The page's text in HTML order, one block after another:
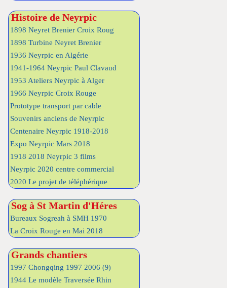
Histoire de Neyrpic
1898 Neyret Brenier Croix Roug
1898 Turbine Neyret Brenier
1936 Neyrpic en Algérie
1941-1964 Neyrpic Paul Clavaud
1953 Ateliers Neyrpic à Alger
1966 Neyrpic Croix Rouge
Prototype transport par cable
Souvenirs anciens de Neyrpic
Centenaire Neyrpic 1918-2018
Expo Neyrpic Mars 2018
1918 2018 Neyrpic 3 films
Neyrpic 2020 centre commercial
2020 Le projet de téléphérique
Sog à St Martin d'Héres
Bureaux Sogreah à SMH 1970
La Croix Rouge en Mai 2018
Grands chantiers
1997 Chongqing 1997 2006 (9)
1944 Le modèle Traversée Rhin